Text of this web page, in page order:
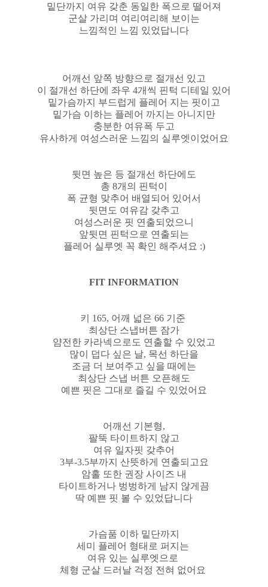
밑단까지 여유 갖춘 동일한 폭으로 떨어져
군살 가리며 여리여리해 보이는
느낌적인 느낌 있었답니다
어깨선 앞쪽 방향으로 절개선 있고
이 절개선 하단에 좌우 4개씩 핀턱 디테일 있어
밑가슴까지 부드럽게 플레어 지는 핏이고
밑가슴 이하는 플레어 까지는 아니지만
충분한 여유폭 두고
유사하게 여성스러운 느낌의 실루엣이었어요
뒷면 높은 등 절개선 하단에도
총 8개의 핀턱이
폭 균형 맞추어 배열되어 있어서
뒷면도 여유감 갖추고
여성스러운 핏 연출되었으니
앞뒷면 핀턱으로 연출되는
플레어 실루엣 꼭 확인 해주셔요 :)
FIT INFORMATION
키 165, 어깨 넓은 66 기준
최상단 스냅버튼 잠가
얌전한 카라넥으로도 연출할 수 있었고
많이 덥다 싶은 날, 목선 하단을
조금 더 보여주고 싶을 때에는
최상단 스냅 버튼 오픈해도
예쁜 핏은 그대로 즐길 수 있었어요
어깨선 기본형,
팔뚝 타이트하지 않고
여유 일자핏 갖추어
3부-3.5부까지 산뜻하게 연출되고요
암홀 또한 권장 사이즈 내
타이트하거나 벙벙하게 남지 않게끔
딱 예쁜 핏 볼 수 있었답니다
가슴품 이하 밑단까지
세미 플레어 형태로 퍼지는
여유 있는 실루엣으로
체형 군살 드러날 걱정 전혀 없어요